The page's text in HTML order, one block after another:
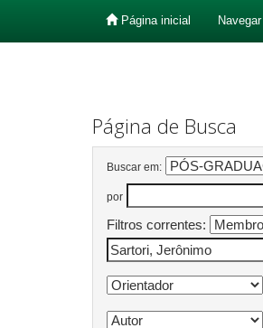
Página inicial Navegar
Página de Busca
Buscar em:
por
Filtros correntes: